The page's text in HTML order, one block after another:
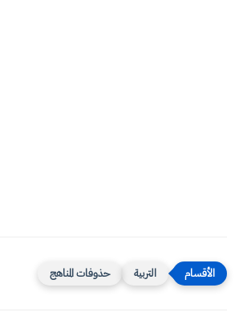
التربية حذوفات المناهج